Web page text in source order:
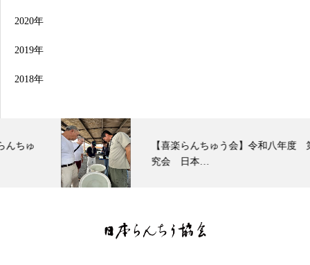
2020年
2019年
2018年
【喜楽らんちゅう会】令和八年度 第３回研
究会 日本…